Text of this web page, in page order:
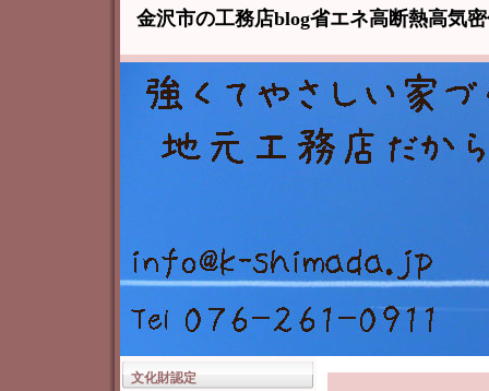
金沢市の工務店blog省エネ高断熱高気
文化財認定